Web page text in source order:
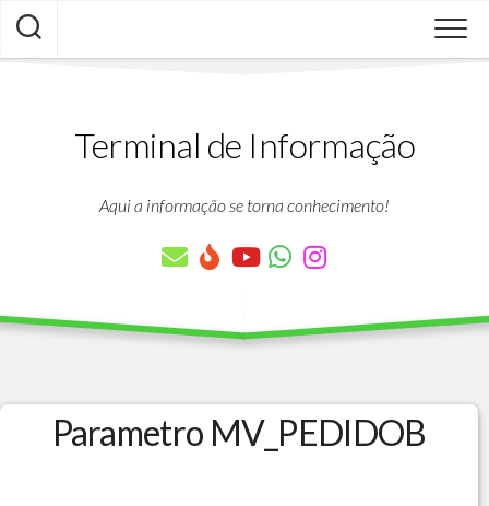
Skip
content
Terminal de Informação
Aqui a informação se torna conhecimento!
Parametro MV_PEDIDOB